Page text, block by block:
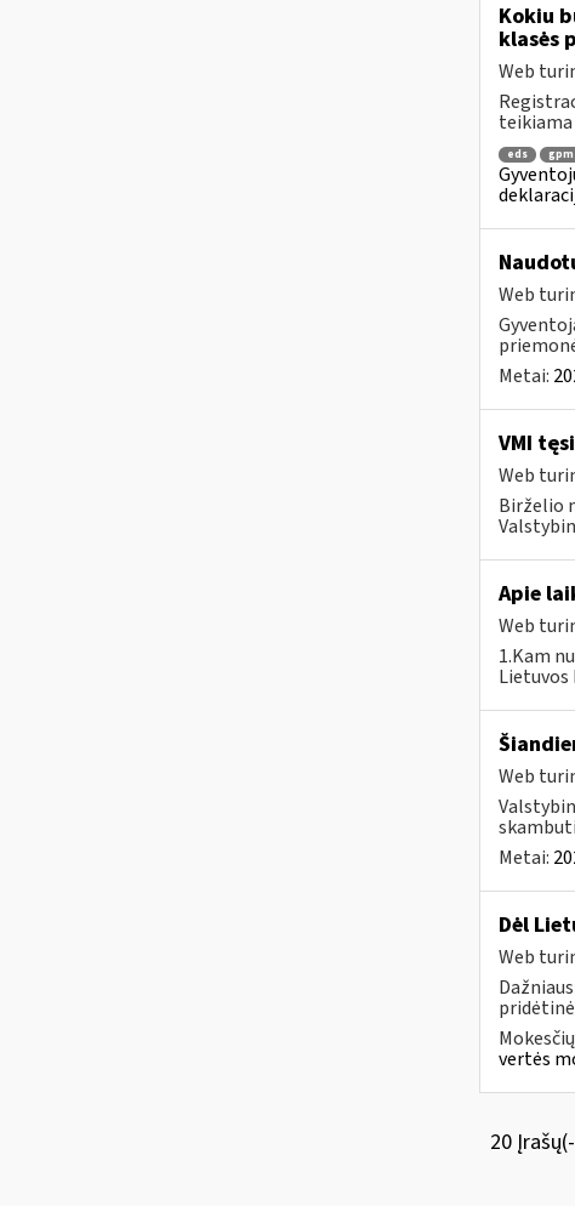
Kokiu
klasės
Web
eds gpm
Web
Metai:
VMI
Web
Birželio
Apie
Web
1.Kam
Web
Metai:
Dėl
Web
vertės
20